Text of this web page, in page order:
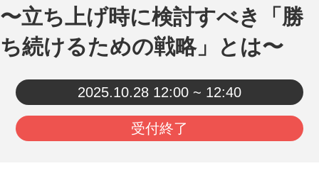
〜立ち上げ時に検討すべき「勝
ち続けるための戦略」とは〜
2025.10.28 12:00 ~ 12:40
受付終了